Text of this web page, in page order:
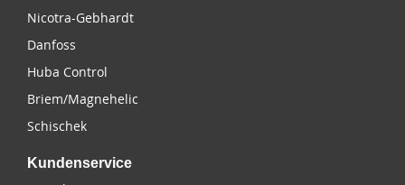
Nicotra-Gebhardt
Danfoss
Huba Control
Briem/Magnehelic
Schischek
Kundenservice